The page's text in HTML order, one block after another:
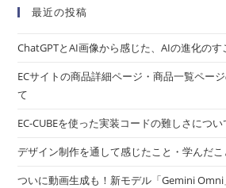
最近の投稿
ChatGPTとAI画像から感じた、AIの進化のす
ECサイトの商品詳細ページ・商品一覧ペー
て
EC-CUBEを使った実装コードの難しさについ
デザイン制作を通して感じたこと・学んだこ
ついに動画生成も！新モデル「Gemini